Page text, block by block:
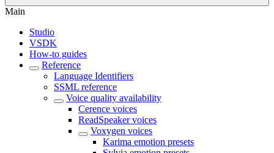
Main
Studio
VSDK
How-to guides
Reference
Language Identifiers
SSML reference
Voice quality availability
Cerence voices
ReadSpeaker voices
Voxygen voices
Karima emotion presets